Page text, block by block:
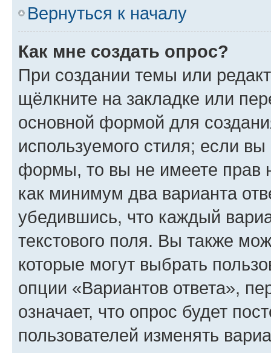
Вернуться к началу
Как мне создать опрос?
При создании темы или
щёлкните на закладке или
основной формой для
используемого стиля; если
формы, то вы не имеете прав
как минимум два варианта
убедившись, что каждый
текстового поля. Вы также
которые могут выбрать
опции «Вариантов ответа»,
означает, что опрос будет
пользователей изменять